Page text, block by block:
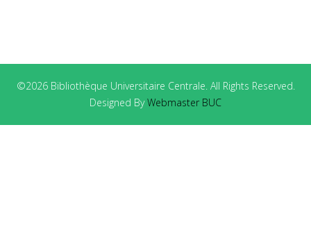
©2026 Bibliothèque Universitaire Centrale. All Rights Reserved.
Designed ByWebmaster BUC